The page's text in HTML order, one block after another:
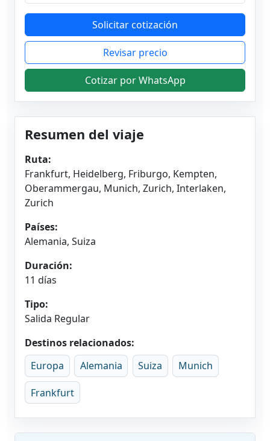
Resumen del viaje
Ruta:
Frankfurt, Heidelberg, Friburgo, Kempten,
Oberammergau, Munich, Zurich, Interlaken,
Zurich
Países:
Alemania, Suiza
Duración:
11 días
Tipo:
Salida Regular
Destinos relacionados:
Europa
Alemania Suiza Munich
Frankfurt
Solicitar cotización
Revisar precio
Cotizar por WhatsApp